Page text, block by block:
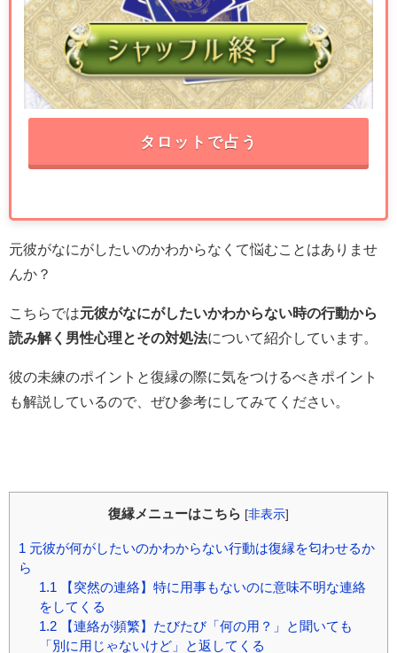
タロットで占う
元彼がなにがしたいのかわからなくて悩むことはありませ
んか？
こちらでは元彼がなにがしたいかわからない時の行動から
読み解く男性心理とその対処法について紹介しています。
彼の未練のポイントと復縁の際に気をつけるべきポイント
も解説しているので、ぜひ参考にしてみてください。
復縁メニューはこちら [非表示]
1 元彼が何がしたいのかわからない行動は復縁を匂わせるか
ら
1.1
【突然の連絡】特に用事もないのに意味不明な連絡
をしてくる
1.2【連絡が頻繁】たびたび「何の用？」と聞いても
「別に用じゃないけど」と返してくる